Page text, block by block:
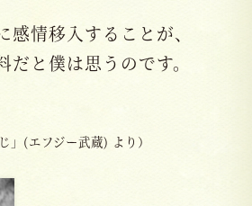
感情移入することが、
と僕は思うのです。
」(エフジー武蔵) より）